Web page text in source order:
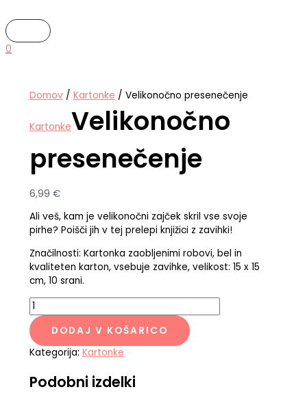
to
content
0
Domov/ Kartonke / Velikonočno presenečenje
KartonkeVelikonočno
presenečenje
6,99 €
Ali veš, kam je velikonočni zajček skril vse svoje
pirhe? Poišči jih v tej prelepi knjižici z zavihki!
Značilnosti: Kartonka zaobljenimi robovi, bel in
kvaliteten karton, vsebuje zavihke, velikost: 15 x 15
cm, 10 srani.
presenečenje
količina
DODAJ V KOŠARICO
Kategorija: Kartonke
Podobni izdelki